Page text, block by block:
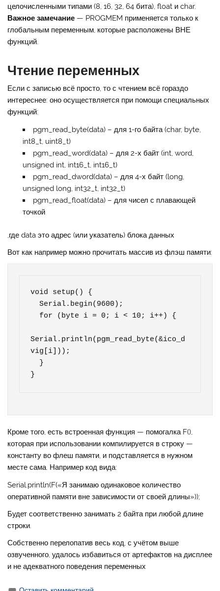
целочисленными типами (8, 16, 32, 64 бита), float и char.
Важное замечание — PROGMEM применяется только к
глобальным переменным, которые расположены ВНЕ
функций.
Чтение переменных
Если с записью всё просто, то с чтением всё гораздо
интереснее: оно осуществляется при помощи специальных
функций:
pgm_read_byte(data) – для 1-го байта (char, byte,
int8_t, uint8_t)
pgm_read_word(data) – для 2-х байт (int, word,
unsigned int, int16_t, int16_t)
pgm_read_dword(data) – для 4-х байт (long,
unsigned long, int32_t, int32_t)
pgm_read_float(data) – для чисел с плавающей
точкой
,где data это адрес (или указатель) блока данных
Вот как например можно прочитать массив из флэш памяти:
void setup() {
  Serial.begin(9600);
Serial.println(pgm_read_byte(&ico_d
vig[i]));
}
Кроме того, есть встроенная функция — помогалка F(),
которая при использовании компилируется в строку —
константу во флеш памяти, и подставляется в нужном
месте сама. Например код вида:
Serial.println(F(«Я занимаю одинаковое количество
оперативной памяти вне зависимости от своей длины»));
Будет соответственно занимать 2 байта при любой длине
строки.
Собственно перелопатив весь код, с учётом выше
озвученного, удалось избавиться от артефактов на дисплее
и не адекватного поведения переменных